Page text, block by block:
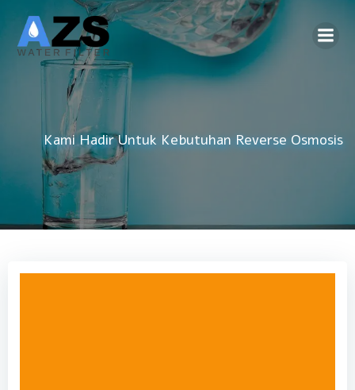
Skip
to
content
Kami Hadir Untuk Kebutuhan Reverse Osmosis